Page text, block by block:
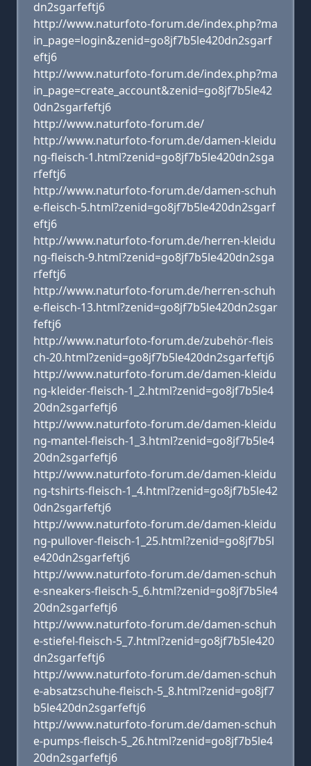
dn2sgarfeftj6
http://www.naturfoto-forum.de/index.php?ma
in_page=login&zenid=go8jf7b5le420dn2sgarf
eftj6
http://www.naturfoto-forum.de/index.php?ma
in_page=create_account&zenid=go8jf7b5le42
0dn2sgarfeftj6
http://www.naturfoto-forum.de/
http://www.naturfoto-forum.de/damen-kleidu
ng-fleisch-1.html?zenid=go8jf7b5le420dn2sga
rfeftj6
http://www.naturfoto-forum.de/damen-schuh
e-fleisch-5.html?zenid=go8jf7b5le420dn2sgarf
eftj6
http://www.naturfoto-forum.de/herren-kleidu
ng-fleisch-9.html?zenid=go8jf7b5le420dn2sga
rfeftj6
http://www.naturfoto-forum.de/herren-schuh
e-fleisch-13.html?zenid=go8jf7b5le420dn2sgar
feftj6
http://www.naturfoto-forum.de/zubehör-fleis
ch-20.html?zenid=go8jf7b5le420dn2sgarfeftj6
http://www.naturfoto-forum.de/damen-kleidu
ng-kleider-fleisch-1_2.html?zenid=go8jf7b5le4
20dn2sgarfeftj6
http://www.naturfoto-forum.de/damen-kleidu
ng-mantel-fleisch-1_3.html?zenid=go8jf7b5le4
20dn2sgarfeftj6
http://www.naturfoto-forum.de/damen-kleidu
ng-tshirts-fleisch-1_4.html?zenid=go8jf7b5le42
0dn2sgarfeftj6
http://www.naturfoto-forum.de/damen-kleidu
ng-pullover-fleisch-1_25.html?zenid=go8jf7b5l
e420dn2sgarfeftj6
http://www.naturfoto-forum.de/damen-schuh
e-sneakers-fleisch-5_6.html?zenid=go8jf7b5le4
20dn2sgarfeftj6
http://www.naturfoto-forum.de/damen-schuh
e-stiefel-fleisch-5_7.html?zenid=go8jf7b5le420
dn2sgarfeftj6
http://www.naturfoto-forum.de/damen-schuh
e-absatzschuhe-fleisch-5_8.html?zenid=go8jf7
b5le420dn2sgarfeftj6
http://www.naturfoto-forum.de/damen-schuh
e-pumps-fleisch-5_26.html?zenid=go8jf7b5le4
20dn2sgarfeftj6